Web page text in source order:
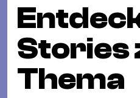
Stories
Thema